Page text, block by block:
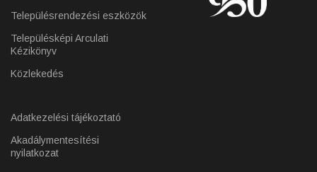
Településrendezési eszközök
Településképi Arculati
Kézikönyv
Közlekedés
Adatkezelési tájékoztató
Akadálymentesítési
nyilatkozat